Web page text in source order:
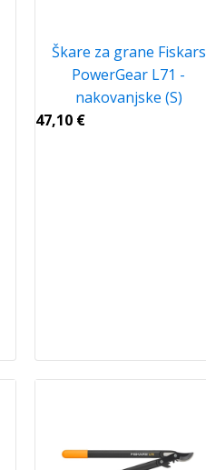
Škare za grane Fiskars
PowerGear L71 -
nakovanjske (S)
47,10 €